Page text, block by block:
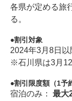
各県が定める旅
る。
割引対象
2024年3月8日以
※石川県は3月
割引限度額（1予
宿泊のみ：
最大